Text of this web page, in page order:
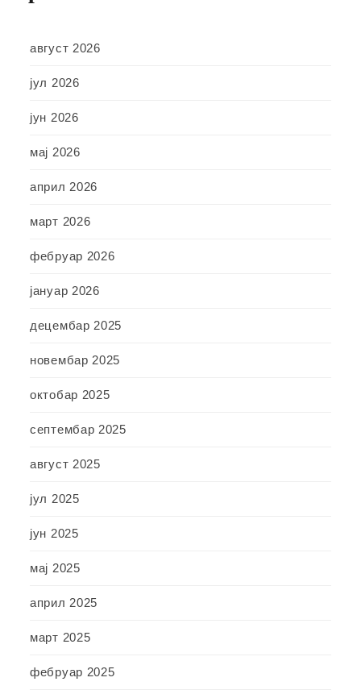
август 2026
јул 2026
јун 2026
мај 2026
април 2026
март 2026
фебруар 2026
јануар 2026
децембар 2025
новембар 2025
октобар 2025
септембар 2025
август 2025
јул 2025
јун 2025
мај 2025
април 2025
март 2025
фебруар 2025